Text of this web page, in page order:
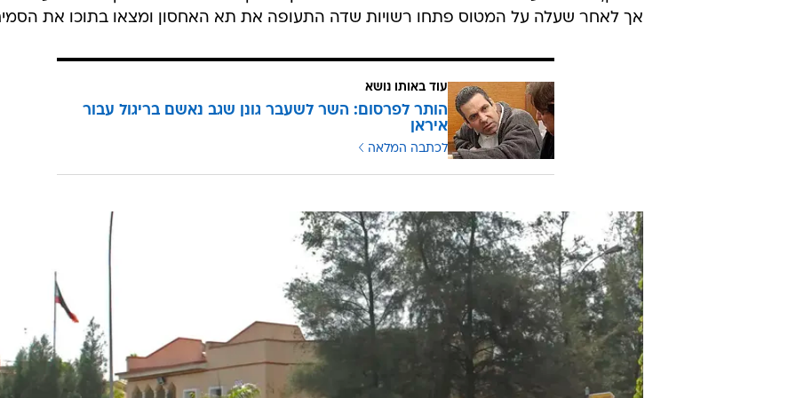
אך לאחר שעלה על המטוס פתחו רשויות שדה התעופה את תא האחסון ומצאו בתוכו את
עוד באותו נושא
הותר לפרסום: השר לשעבר גונן שגב נאשם בריגול עבור
איראן
לכתבה המלאה